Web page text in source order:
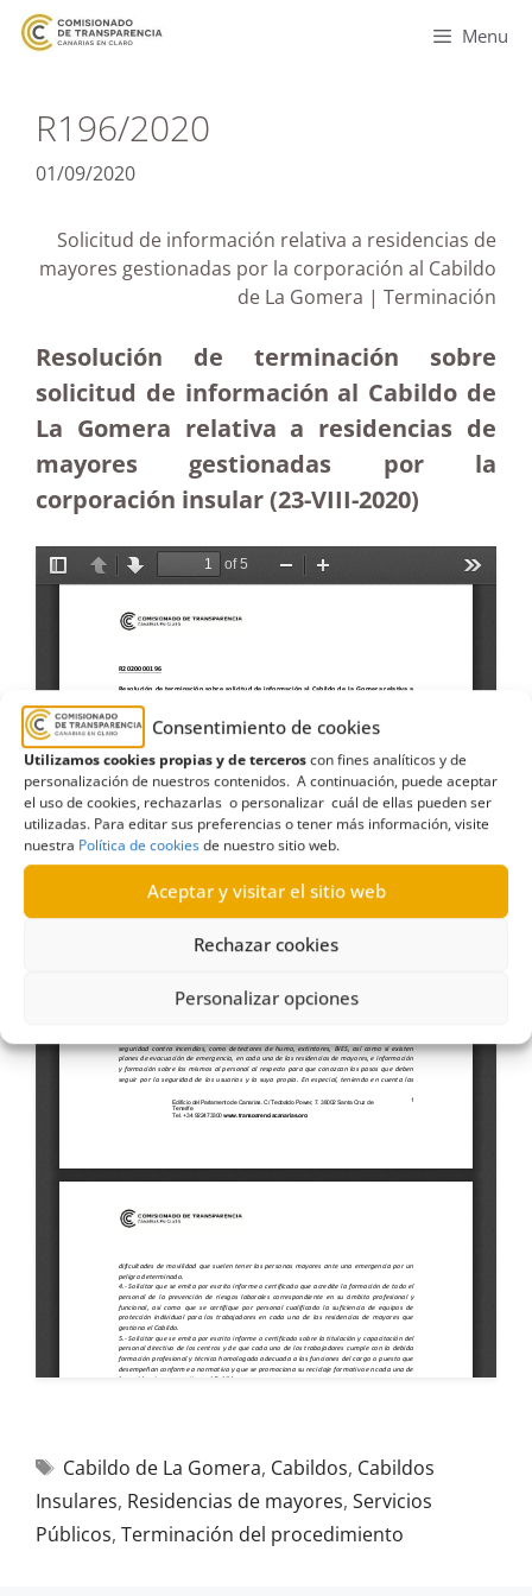
Consentimiento de cookies
Utilizamos cookies propias y de terceroscon fines analíticos y de
personalización de nuestros contenidos. A continuación, puede aceptar
el uso de cookies, rechazarlas o personalizar cuál de ellas pueden ser
utilizadas. Para editar sus preferencias o tener más información, visite
nuestra Política de cookiesde nuestro sitio web.
Aceptar y visitar el sitio web
Rechazar cookies
Personalizar opciones
Menu
R196/2020
01/09/2020
Solicitud de información relativa a residencias de
mayores gestionadas por la corporación al Cabildo
de La Gomera | Terminación
Resolución de terminación sobre
solicitud de información al Cabildo de
La Gomera relativa a residencias de
mayores gestionadas por la
corporación insular (23-VIII-2020)
Cabildo de La Gomera, Cabildos, Cabildos
Insulares, Residencias de mayores, Servicios
Públicos, Terminación del procedimiento